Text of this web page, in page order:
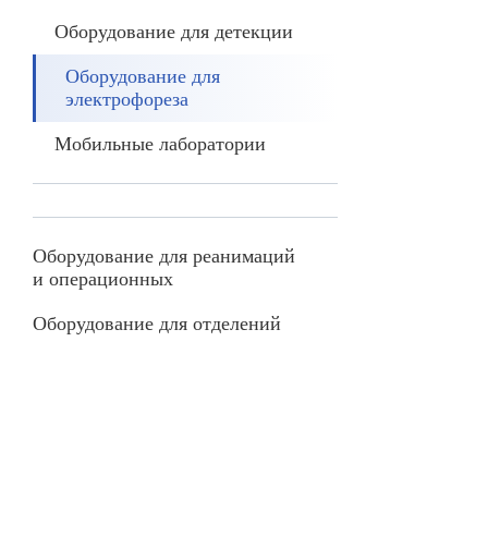
Оборудование для детекции
Оборудование для
электрофореза
Мобильные лаборатории
Оборудование для реанимаций
и операционных
Оборудование для отделений